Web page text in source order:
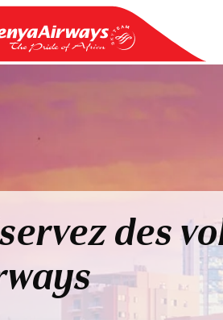
des